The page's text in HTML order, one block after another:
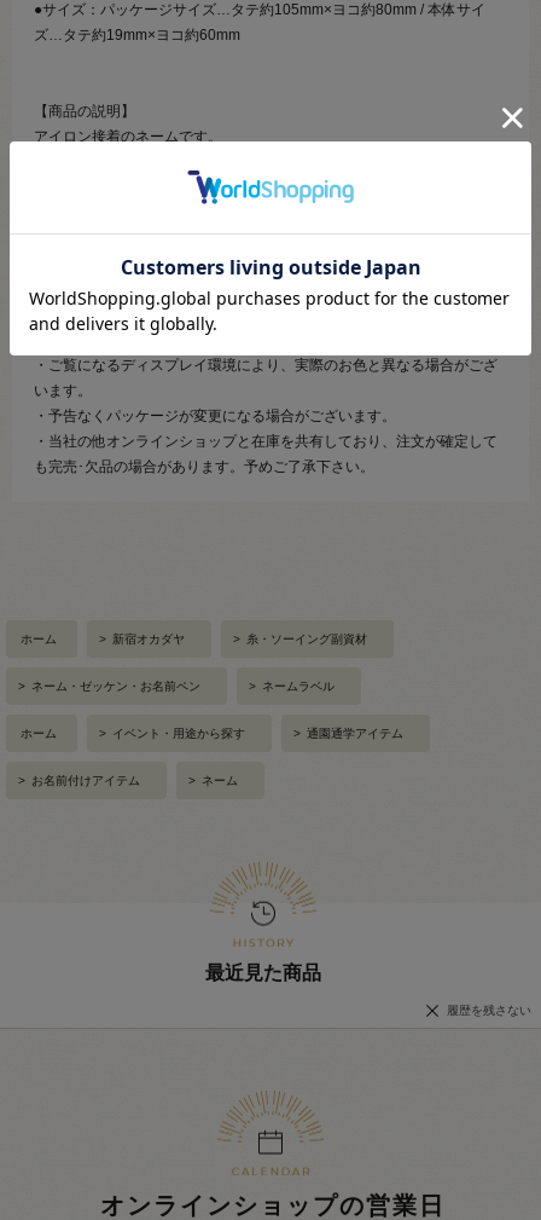
●サイズ：パッケージサイズ…タテ約105mm×ヨコ約80mm / 本体サイ
ズ…タテ約19mm×ヨコ約60mm
【商品の説明】
アイロン接着のネームです。
にオススメのアイテムです！
※商用利用不可
【ご注文前に必ずお読み下さい】
・表示価格は1パックの価格です。
・ご覧になるディスプレイ環境により、実際のお色と異なる場合がござ
います。
・予告なくパッケージが変更になる場合がございます。
・当社の他オンラインショップと在庫を共有しており、注文が確定して
も完売･欠品の場合があります。予めご了承下さい。
ホーム > 新宿オカダヤ > 糸・ソーイング副資材
> ネーム・ゼッケン・お名前ペン > ネームラベル
ホーム > イベント・用途から探す > 通園通学アイテム
> お名前付けアイテム > ネーム
最近見た商品
履歴を残さない
オンラインショップの営業日